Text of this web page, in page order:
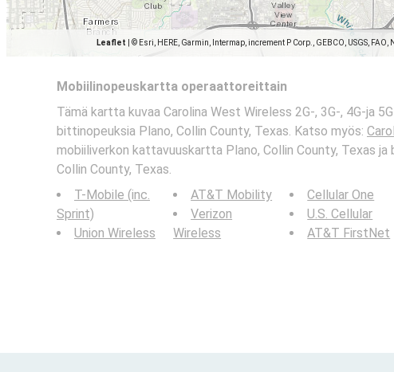
Leaflet © Esri, HERE, Garmin, Intermap, increment P Corp., GEBCO, USGS,
Mobiilinopeuskartta operaattoreittain
Tämä kartta kuvaa Carolina West Wireless 2G-, 3G-, 4G-ja
bittinopeuksia Plano, Collin County, Texas. Katso myös:
mobiiliverkon kattavuuskartta Plano, Collin County, Texas
Collin County, Texas.
T-Mobile (inc.
Sprint)
Union Wireless
AT&T Mobility
Verizon
Wireless
Cellular One
U.S. Cellular
AT&T FirstNet